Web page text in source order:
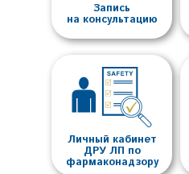
Запись
на консультацию
Личный кабинет
ДРУ ЛП по
фармаконадзору